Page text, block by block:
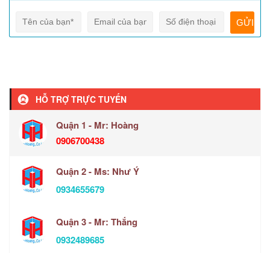
HỖ TRỢ TRỰC TUYẾN
Quận 1 - Mr: Hoàng
0906700438
Quận 2 - Ms: Như Ý
0934655679
Quận 3 - Mr: Thắng
0932489685